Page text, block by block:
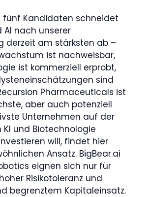
fünf Kandidaten schneidet
AI nach unserer
derzeit am stärksten ab –
ist nachweisbar,
ist kommerziell erprobt,
sind
Pharmaceuticals ist
aber auch potenziell
Unternehmen auf der
KI und Biotechnologie
will, findet hier
Ansatz. BigBear.ai
eignen sich nur für
Risikotoleranz und
begrenztem Kapitaleinsatz.